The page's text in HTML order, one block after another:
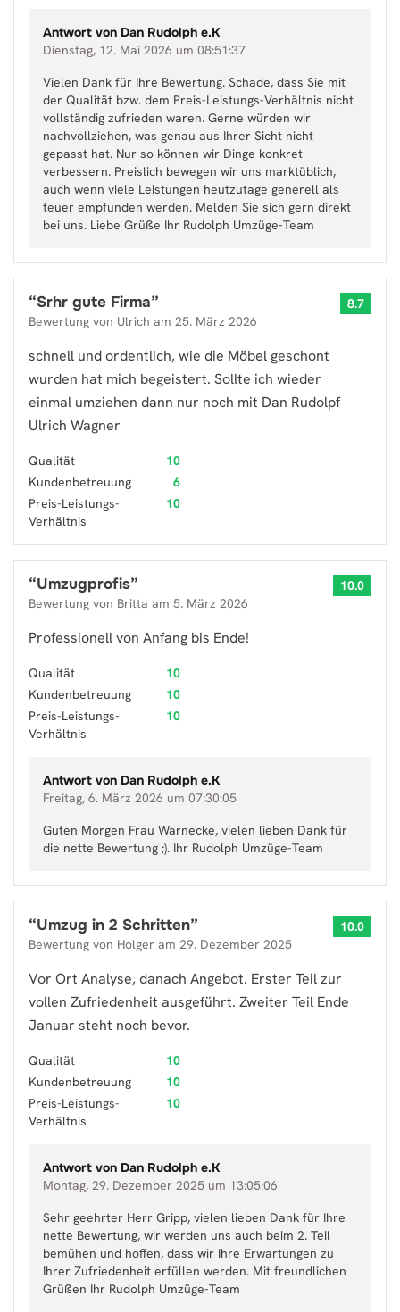
Antwort von Dan Rudolph e.K
Dienstag, 12. Mai 2026 um 08:51:37
Vielen Dank für Ihre Bewertung. Schade, dass Sie mit
der Qualität bzw. dem Preis-Leistungs-Verhältnis nicht
vollständig zufrieden waren. Gerne würden wir
nachvollziehen, was genau aus Ihrer Sicht nicht
gepasst hat. Nur so können wir Dinge konkret
verbessern. Preislich bewegen wir uns marktüblich,
auch wenn viele Leistungen heutzutage generell als
teuer empfunden werden. Melden Sie sich gern direkt
bei uns. Liebe Grüße Ihr Rudolph Umzüge-Team
“Srhr gute Firma”
Bewertung von Ulrich am 25. März 2026
8.7
schnell und ordentlich, wie die Möbel geschont
wurden hat mich begeistert. Sollte ich wieder
einmal umziehen dann nur noch mit Dan Rudolpf
Ulrich Wagner
Qualität
10
Kundenbetreuung
6
Preis-Leistungs-
Verhältnis
10
“Umzugprofis”
Bewertung von Britta am 5. März 2026
10.0
Professionell von Anfang bis Ende!
Qualität
10
Kundenbetreuung
10
Preis-Leistungs-
Verhältnis
10
Antwort von Dan Rudolph e.K
Freitag, 6. März 2026 um 07:30:05
Guten Morgen Frau Warnecke, vielen lieben Dank für
die nette Bewertung ;). Ihr Rudolph Umzüge-Team
“Umzug in 2 Schritten”
Bewertung von Holger am 29. Dezember 2025
10.0
Vor Ort Analyse, danach Angebot. Erster Teil zur
vollen Zufriedenheit ausgeführt. Zweiter Teil Ende
Januar steht noch bevor.
Qualität
10
Kundenbetreuung
10
Preis-Leistungs-
Verhältnis
10
Antwort von Dan Rudolph e.K
Montag, 29. Dezember 2025 um 13:05:06
Sehr geehrter Herr Gripp, vielen lieben Dank für Ihre
nette Bewertung, wir werden uns auch beim 2. Teil
bemühen und hoffen, dass wir Ihre Erwartungen zu
Ihrer Zufriedenheit erfüllen werden. Mit freundlichen
Grüßen Ihr Rudolph Umzüge-Team